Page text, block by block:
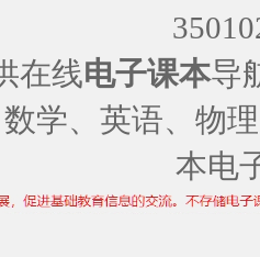
在线电子课本导
学、英语、物
本电